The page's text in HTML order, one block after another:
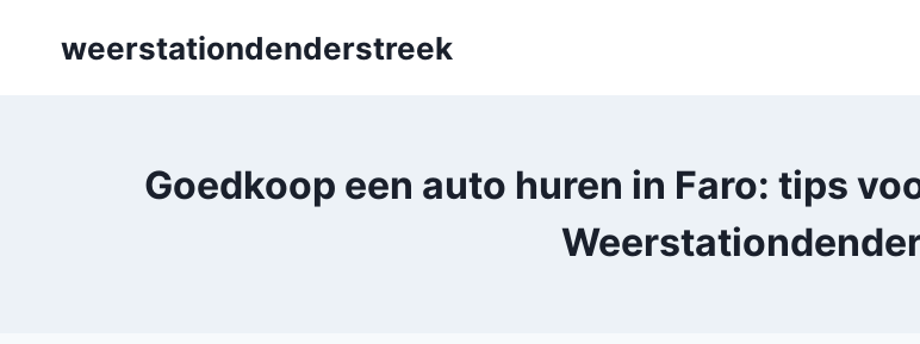
weerstationdenderstreek
Goedkoop een auto huren in Faro: tips